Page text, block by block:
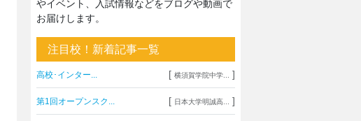
やイベント、入試情報などをブログや動画で
お届けします。
注目校！新着記事一覧
高校･インター... [ 横須賀学院中学... ]
第1回オープンスク... [ 日本大学明誠高... ]